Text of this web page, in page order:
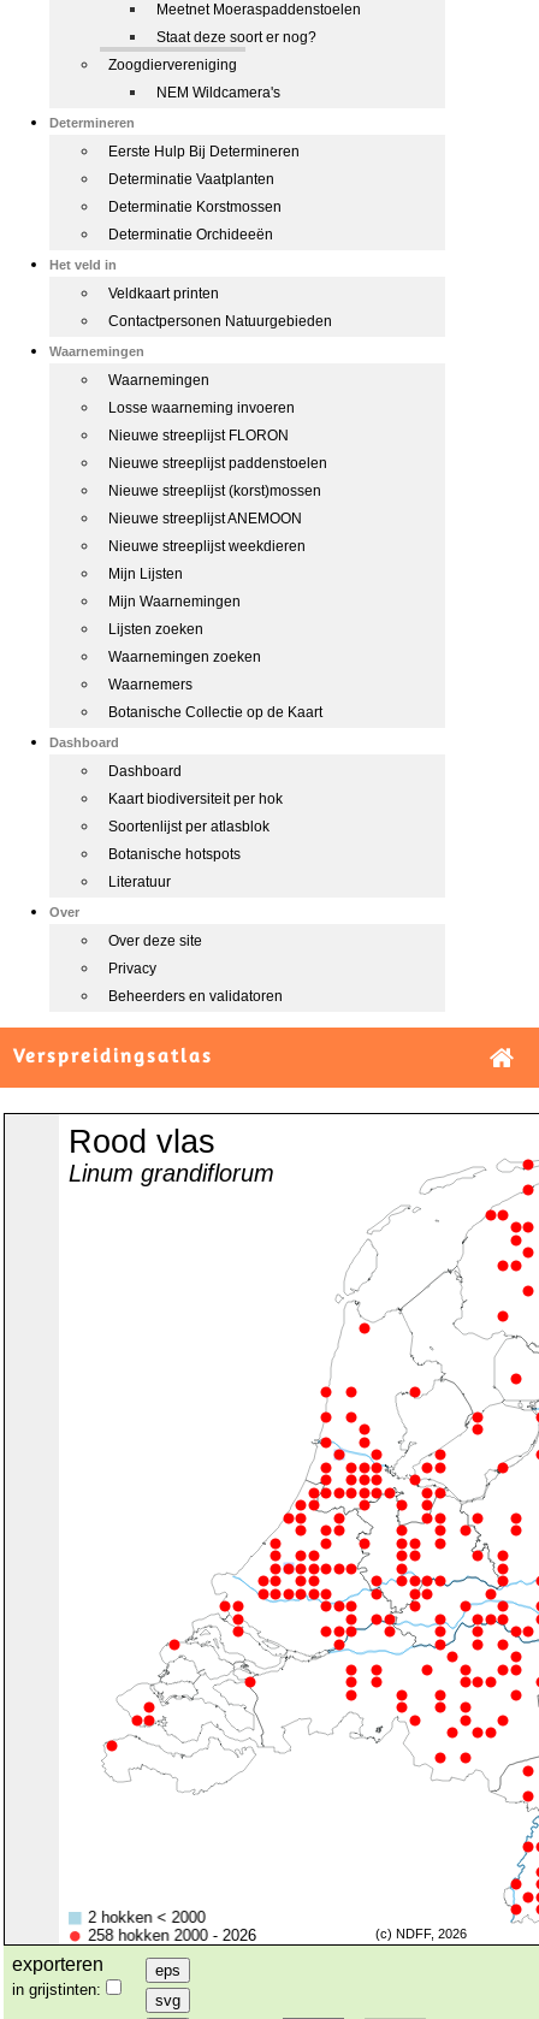
Meetnet Moeraspaddenstoelen
Staat deze soort er nog?
Zoogdiervereniging
NEM Wildcamera's
Determineren
Eerste Hulp Bij Determineren
Determinatie Vaatplanten
Determinatie Korstmossen
Determinatie Orchideeën
Het veld in
Veldkaart printen
Contactpersonen Natuurgebieden
Waarnemingen
Waarnemingen
Losse waarneming invoeren
Nieuwe streeplijst FLORON
Nieuwe streeplijst paddenstoelen
Nieuwe streeplijst (korst)mossen
Nieuwe streeplijst ANEMOON
Nieuwe streeplijst weekdieren
Mijn Lijsten
Mijn Waarnemingen
Lijsten zoeken
Waarnemingen zoeken
Waarnemers
Botanische Collectie op de Kaart
Dashboard
Dashboard
Kaart biodiversiteit per hok
Soortenlijst per atlasblok
Botanische hotspots
Literatuur
Over
Over deze site
Privacy
Beheerders en validatoren
Verspreidingsatlas